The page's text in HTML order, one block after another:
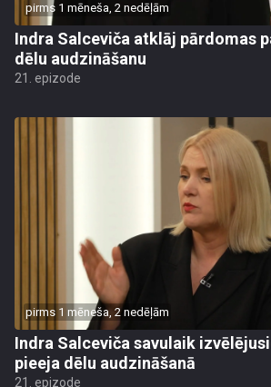
pirms 1 mēneša, 2 nedēļām
Indra Salceviča atklāj pārdomas
dēlu audzināšanu
21. epizode
pirms 1 mēneša, 2 nedēļām
Indra Salceviča savulaik
pieeja dēlu audzināšanā
21. epizode